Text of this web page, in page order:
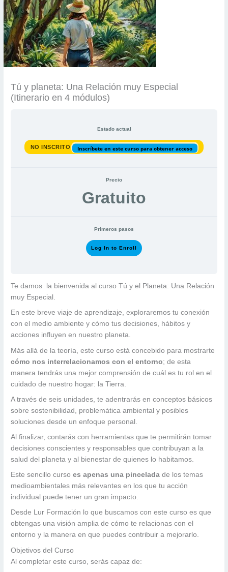
Tú y planeta: Una Relación muy Especial
(Itinerario en 4 módulos)
Estado actual
NO INSCRITO Inscríbete en este curso para obtener acceso
Precio
Gratuito
Primeros pasos
Log In to Enroll
Te damos la bienvenida al curso Tú y el Planeta: Una Relación
muy Especial.
En este breve viaje de aprendizaje, exploraremos tu conexión
con el medio ambiente y cómo tus decisiones, hábitos y
acciones influyen en nuestro planeta.
Más allá de la teoría, este curso está concebido para mostrarte
cómo nos interrelacionamos con el entorno; de esta
manera tendrás una mejor comprensión de cuál es tu rol en el
cuidado de nuestro hogar: la Tierra.
A través de seis unidades, te adentrarás en conceptos básicos
sobre sostenibilidad, problemática ambiental y posibles
soluciones desde un enfoque personal.
Al finalizar, contarás con herramientas que te permitirán tomar
decisiones conscientes y responsables que contribuyan a la
salud del planeta y al bienestar de quienes lo habitamos.
Este sencillo cursoes apenas una pincelada de los temas
medioambientales más relevantes en los que tu acción
individual puede tener un gran impacto.
Desde Lur Formación lo que buscamos con este curso es que
obtengas una visión amplia de cómo te relacionas con el
entorno y la manera en que puedes contribuir a mejorarlo.
Objetivos del Curso
Al completar este curso, serás capaz de: